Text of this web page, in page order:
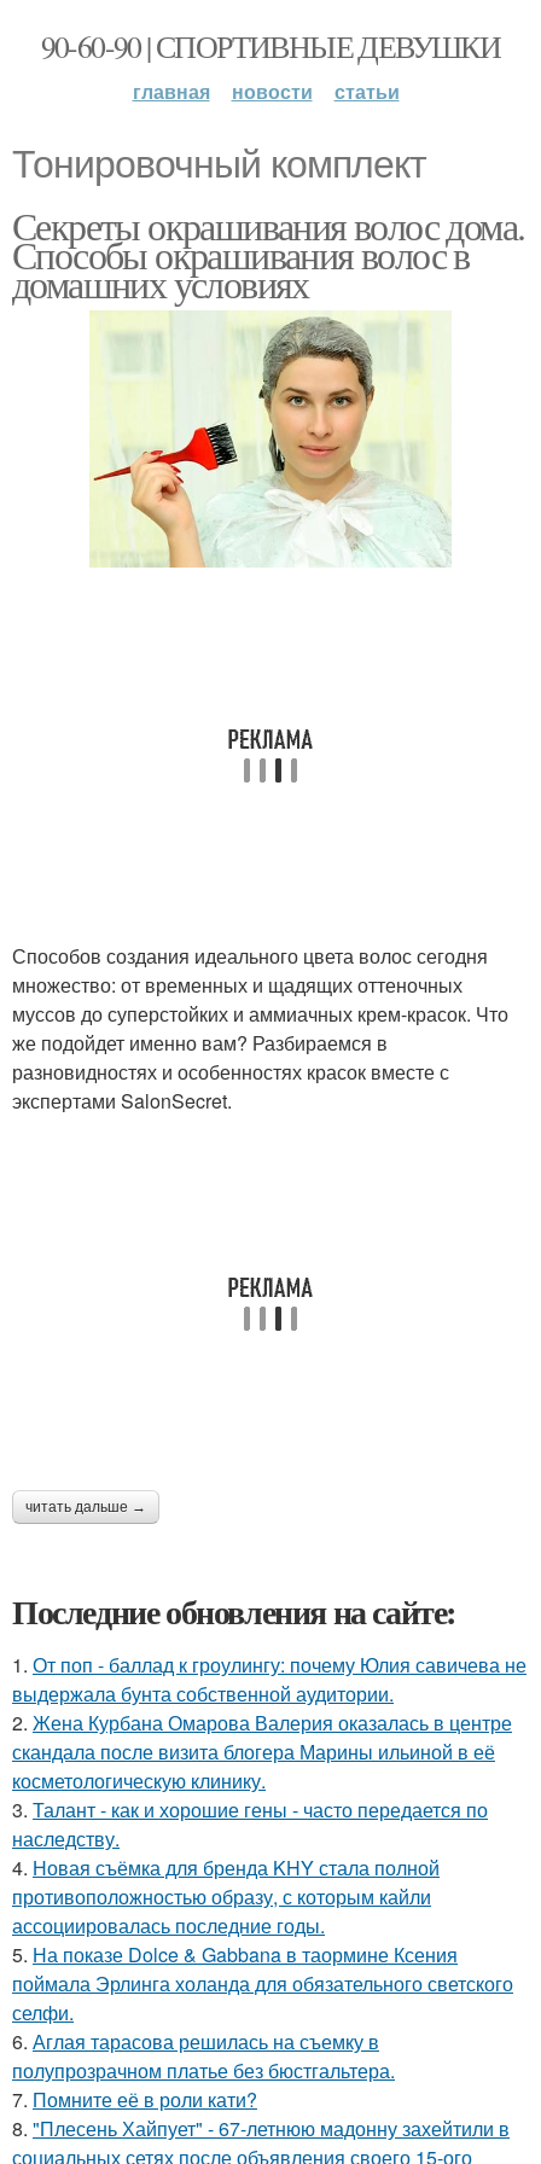
90-60-90 | СПОРТИВНЫЕ ДЕВУШКИ
главная новости статьи
Тонировочный комплект
Секреты окрашивания волос дома.
Способы окрашивания волос в
домашних условиях
Способов создания идеального цвета волос сегодня
множество: от временных и щадящих оттеночных
муссов до суперстойких и аммиачных крем-красок. Что
же подойдет именно вам? Разбираемся в
разновидностях и особенностях красок вместе с
экспертами SalonSecret.
читать дальше →
Последние обновления на сайте:
1. От поп - баллад к гроулингу: почему Юлия савичева не
выдержала бунта собственной аудитории.
2. Жена Курбана Омарова Валерия оказалась в центре
скандала после визита блогера Марины ильиной в её
косметологическую клинику.
3. Талант - как и хорошие гены - часто передается по
наследству.
4. Новая съёмка для бренда KHY стала полной
противоположностью образу, с которым кайли
ассоциировалась последние годы.
5. На показе Dolce & Gabbana в таормине Ксения
поймала Эрлинга холанда для обязательного светского
селфи.
6. Аглая тарасова решилась на съемку в
полупрозрачном платье без бюстгальтера.
7. Помните её в роли кати?
8. "Плесень Хайпует" - 67-летнюю мадонну захейтили в
социальных сетях после объявления своего 15-ого